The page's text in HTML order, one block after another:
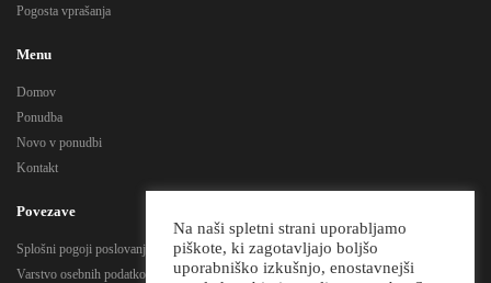
Pogosta vprašanja
Menu
Domov
Ponudba
Novo v ponudbi
Kontakt
Povezave
Splošni pogoji poslovanja
Varstvo osebnih podatkov
Na naši spletni strani uporabljamo
piškote, ki zagotavljajo boljšo
uporabniško izkušnjo, enostavnejši